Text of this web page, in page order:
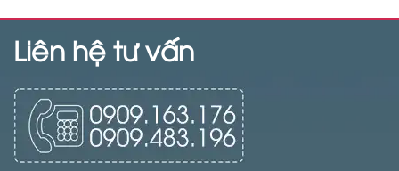
Liên hệ tư vấn